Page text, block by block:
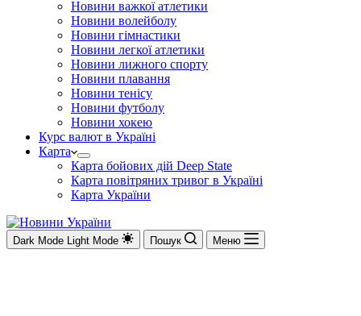
Новини важкої атлетики
Новини волейболу
Новини гімнастики
Новини легкої атлетики
Новини лижного спорту
Новини плавання
Новини тенісу
Новини футболу
Новини хокею
Курс валют в Україні
Карта
Карта бойових дій Deep State
Карта повітряних тривог в Україні
Карта України
Dark Mode Light Mode Пошук Меню